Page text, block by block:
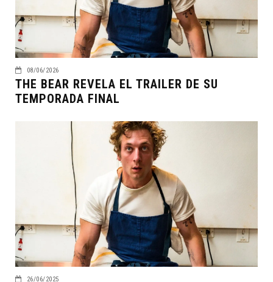
08/06/2026
THE BEAR REVELA EL TRAILER DE SU
TEMPORADA FINAL
26/06/2025